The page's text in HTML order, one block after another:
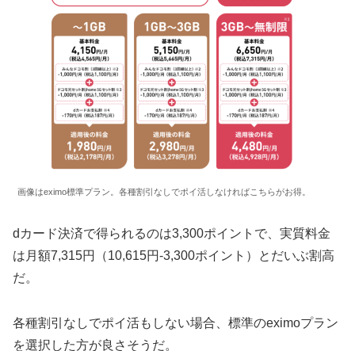
画像はeximo標準プラン。各種割引なしでポイ活しなければこちらがお得。
dカード決済で得られるのは3,300ポイントで、実質料金
は月額7,315円（10,615円-3,300ポイント）とだいぶ割高
だ。
各種割引なしでポイ活もしない場合、標準のeximoプラン
を選択した方が良さそうだ。